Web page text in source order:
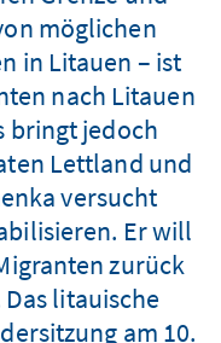
möglichen
in Litauen – ist
nach Litauen
bringt jedoch
Lettland und
versucht
Er will
zurück
litauische
am 10.